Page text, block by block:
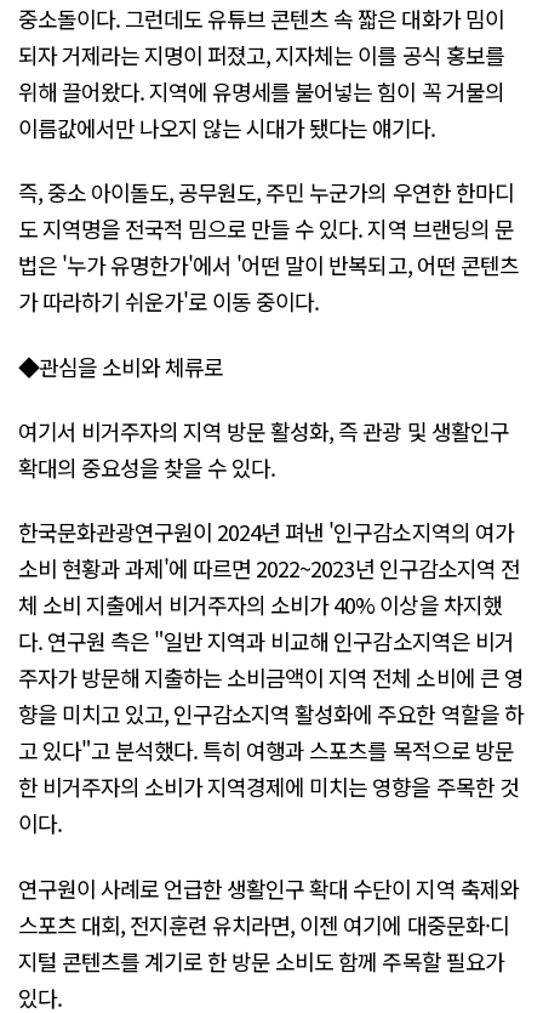
중소돌이다. 그런데도 유튜브 콘텐츠 속 짧은 대화가 밈이
되자 거제라는 지명이 퍼졌고, 지자체는 이를 공식 홍보를
위해 끌어왔다. 지역에 유명세를 불어넣는 힘이 꼭 거물의
이름값에서만 나오지 않는 시대가 됐다는 얘기다.
즉, 중소 아이돌도, 공무원도, 주민 누군가의 우연한 한마디
도 지역명을 전국적 밈으로 만들 수 있다. 지역 브랜딩의 문
법은 '누가 유명한가'에서 '어떤 말이 반복되고, 어떤 콘텐츠
가 따라하기 쉬운가'로 이동 중이다.
◆관심을 소비와 체류로
여기서 비거주자의 지역 방문 활성화, 즉 관광 및 생활인구
확대의 중요성을 찾을 수 있다.
한국문화관광연구원이 2024년 펴낸 '인구감소지역의 여가
소비 현황과 과제'에 따르면 2022~2023년 인구감소지역 전
체 소비 지출에서 비거주자의 소비가 40% 이상을 차지했
다. 연구원 측은 "일반 지역과 비교해 인구감소지역은 비거
주자가 방문해 지출하는 소비금액이 지역 전체 소비에 큰 영
향을 미치고 있고, 인구감소지역 활성화에 주요한 역할을 하
고 있다"고 분석했다. 특히 여행과 스포츠를 목적으로 방문
한 비거주자의 소비가 지역경제에 미치는 영향을 주목한 것
이다.
연구원이 사례로 언급한 생활인구 확대 수단이 지역 축제와
스포츠 대회, 전지훈련 유치라면, 이젠 여기에 대중문화·디
지털 콘텐츠를 계기로 한 방문 소비도 함께 주목할 필요가
있다.